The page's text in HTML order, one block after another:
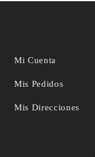
Mi Cuenta
Mis Pedidos
Mis Direcciones